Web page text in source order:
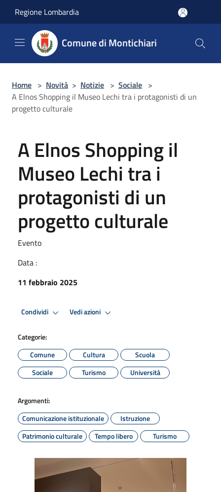
Regione Lombardia
Comune di Montichiari
Home > Novità > Notizie > Sociale >
A Elnos Shopping il Museo Lechi tra i protagonisti di un
progetto culturale
A Elnos Shopping il
Museo Lechi tra i
protagonisti di un
progetto culturale
Evento
Data :
11 febbraio 2025
Condividi Vedi azioni
Categorie:
Comune
Cultura
Scuola
Sociale
Turismo Università
Argomenti:
Comunicazione istituzionale
Istruzione
Patrimonio culturale
Tempo libero Turismo